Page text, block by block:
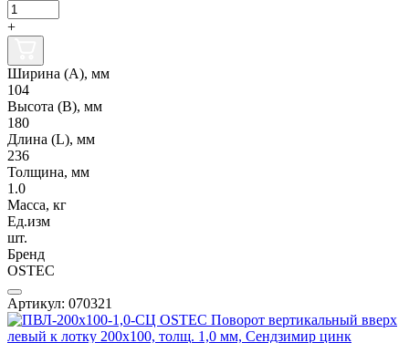
+
Ширина (А), мм
104
Высота (В), мм
180
Длина (L), мм
236
Толщина, мм
1.0
Масса, кг
Ед.изм
шт.
Бренд
OSTEC
Артикул: 070321